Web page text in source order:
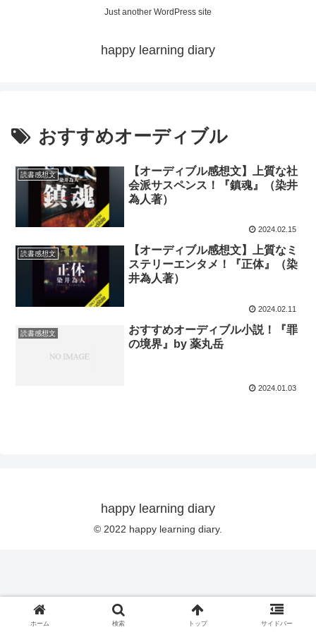
Just another WordPress site
happy learning diary
おすすめオーディブル
読書感想文
【オーディブル感想文】上質な社
会派サスペンス！『鎮魂』（染井
為人著）
2024.02.15
読書感想文
【オーディブル感想文】上質なミ
ステリーエンタメ！『正体』（染
井為人著）
2024.02.11
読書感想文
おすすめオーディブル小説！『罪
の境界』by 薬丸岳
2024.01.03
happy learning diary
© 2022 happy learning diary.
ホーム 検索 トップ サイドバー